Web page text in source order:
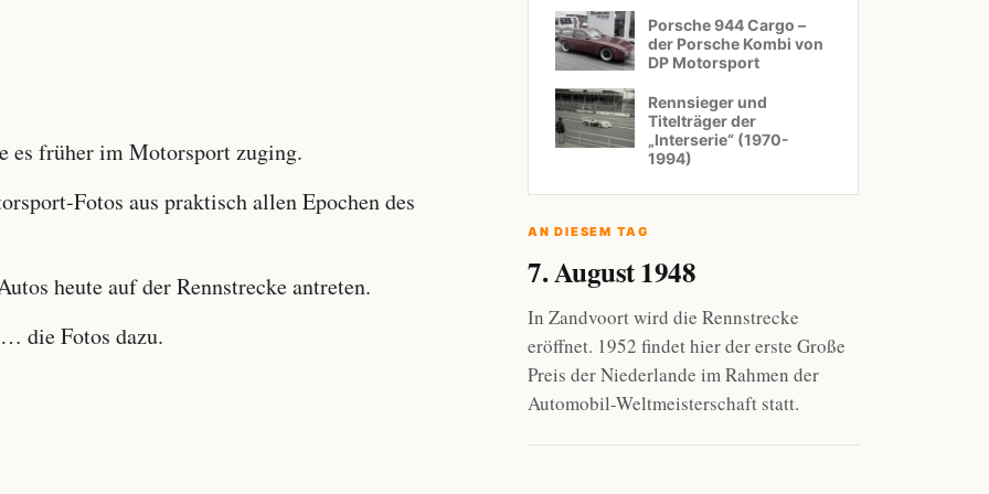
früher im Motorsport zuging.
Fotos aus praktisch allen Epochen des
heute auf der Rennstrecke antreten.
die Fotos dazu.
Porsche 944 Cargo –
der Porsche Kombi von
DP Motorsport
Rennsieger und
Titelträger der
„Interserie“ (1970-
1994)
AN DIESEM TAG
7. August 1948
In Zandvoort wird die Rennstrecke
eröffnet. 1952 findet hier der erste Große
Preis der Niederlande im Rahmen der
Automobil-Weltmeisterschaft statt.